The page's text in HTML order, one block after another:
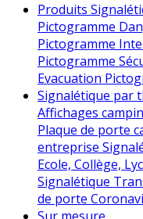
Produits
Pictogramme
Pictogramme
Pictogramme
Evacuation
Signalétique par
Affichages
Plaque de porte
entreprise
Ecole, Collège,
Signalétique
de porte